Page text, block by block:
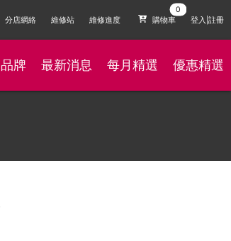
分店網絡 維修站 維修進度 購物車 登入|註冊
品牌 最新消息 每月精選 優惠精選